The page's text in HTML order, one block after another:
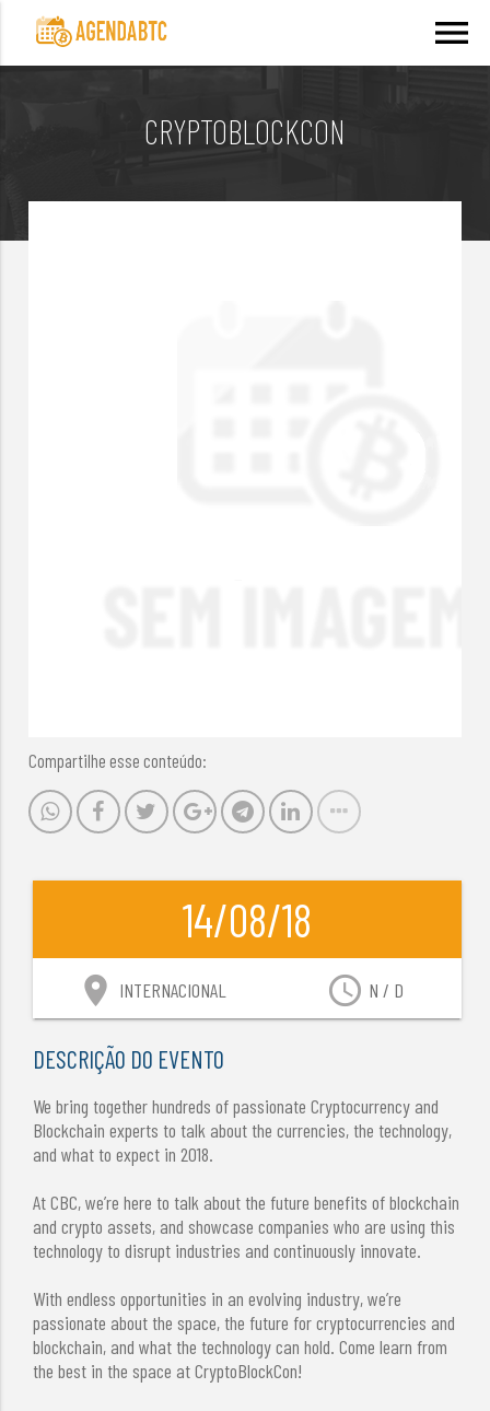
menu
CRYPTOBLOCKCON
Compartilhe esse conteúdo:
14/08/18
access_time N / D
location_on INTERNACIONAL
DESCRIÇÃO DO EVENTO
We bring together hundreds of passionate Cryptocurrency and
Blockchain experts to talk about the currencies, the technology,
and what to expect in 2018.
At CBC, we’re here to talk about the future benefits of blockchain
and crypto assets, and showcase companies who are using this
technology to disrupt industries and continuously innovate.
With endless opportunities in an evolving industry, we’re
passionate about the space, the future for cryptocurrencies and
blockchain, and what the technology can hold. Come learn from
the best in the space at CryptoBlockCon!